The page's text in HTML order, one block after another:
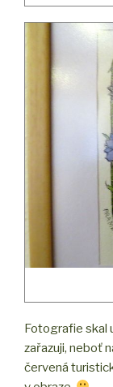
Fotografie skal
zařazuji, neboť
červená